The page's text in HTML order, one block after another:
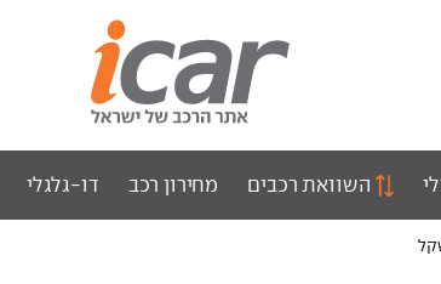
השוואת רכבים מחירון רכב דו-גלגלי